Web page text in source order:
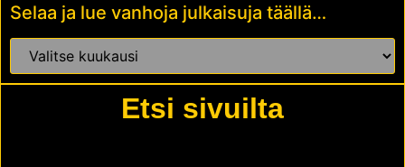
Selaa ja lue vanhoja julkaisuja täällä…
Etsi sivuilta